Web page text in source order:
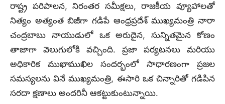
రాష్ట్ర పరిపాలన, నిరంతర సమీక్షలు, రాజకీయ వ్యూహాలతో
నిత్యం అత్యంత బిజీగా గడిపే ఆంధ్రప్రదేశ్ ముఖ్యమంత్రి నారా
చంద్రబాబు నాయుడులో ఒక అరుదైన, సున్నితమైన కోణం
తాజాగా వెలుగులోకి వచ్చింది. ప్రజా పర్యటనలు మరియు
అధికారిక ముఖాముఖిల సందర్భంలో సాధారణంగా ప్రజల
సమస్యలను వినే ముఖ్యమంత్రి, ఈసారి ఒక చిన్నారితో గడిపిన
సరదా క్షణాలు అందరినీ ఆకట్టుకుంటున్నాయి.